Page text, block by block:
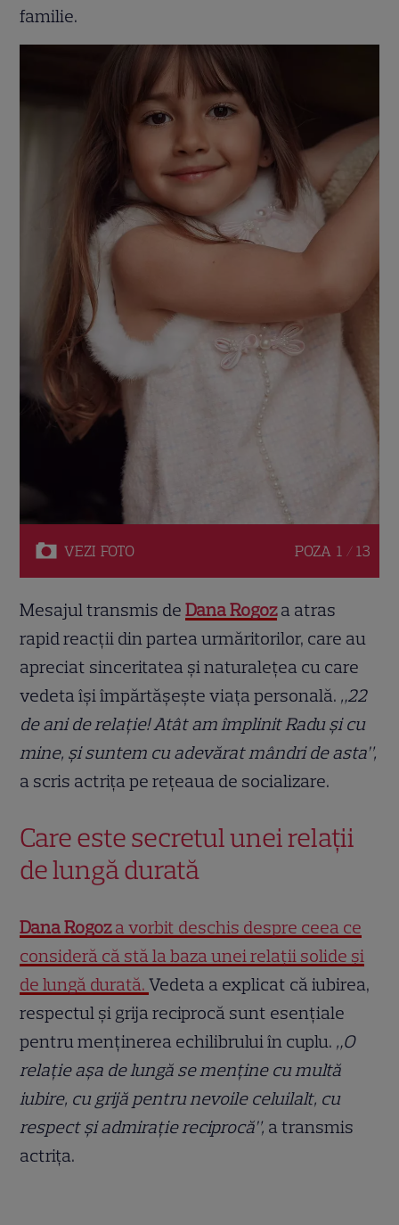
familie.
VEZI FOTO POZA 1 / 13
Mesajul transmis deDana Rogoza atras
rapid reacții din partea urmăritorilor, care au
apreciat sinceritatea și naturalețea cu care
vedeta își împărtășește viața personală. „22
de ani de relație! Atât am împlinit Radu și cu
mine, și suntem cu adevărat mândri de asta”,
a scris actrița pe rețeaua de socializare.
Care este secretul unei relații
de lungă durată
Dana Rogoza vorbit deschis despre ceea ce
consideră că stă la baza unei relații solide și
de lungă durată.Vedeta a explicat că iubirea,
respectul și grija reciprocă sunt esențiale
pentru menținerea echilibrului în cuplu. „O
relație așa de lungă se menține cu multă
iubire, cu grijă pentru nevoile celuilalt, cu
respect și admirație reciprocă”, a transmis
actrița.